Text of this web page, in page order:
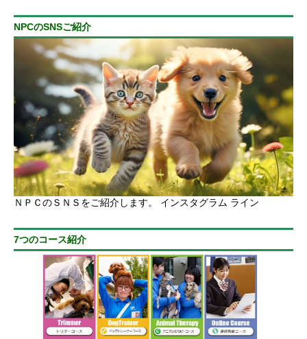
NPCのSNSご紹介
ＮＰＣのＳＮＳをご紹介します。 インスタグラム ライン
7つのコース紹介